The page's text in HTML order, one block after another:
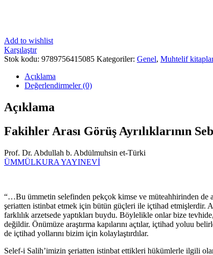
Add to wishlist
Karşılaştır
Stok kodu: 9789756415085 Kategoriler: Genel, Muhtelif kitaplar
Açıklama
Değerlendirmeler (0)
Açıklama
Fakihler Arası Görüş Ayrılıklarının
Prof. Dr. Abdullah b. Abdülmuhsin et-Türki
ÜMMÜLKURA YAYINEVİ
“…Bu ümmetin selefinden pekçok kimse ve müteahhirinden de
şeriatten istinbat etmek için bütün güçleri ile içtihad etmişlerdir.
farklılık arzetsede yaptıkları buydu. Böylelikle onlar bize
değildir. Önümüze araştırma kapılarını açtılar, içtihad yoluu
de içtihad yollarını bizim için kolaylaştırdılar.
Selef-i Salih’imizin şeriatten istinbat ettikleri hükümlerle ilgili